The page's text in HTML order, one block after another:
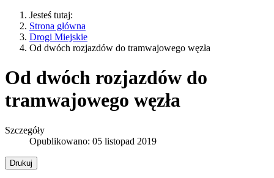
Jesteś tutaj:
Strona główna
Drogi Miejskie
Od dwóch rozjazdów do tramwajowego węzła
Od dwóch rozjazdów do
tramwajowego węzła
Szczegóły
Opublikowano: 05 listopad 2019
Drukuj